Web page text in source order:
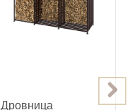
Дровница